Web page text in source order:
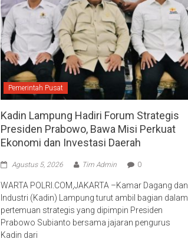
Pemerintah Pusat
Kadin Lampung Hadiri Forum Strategis
Presiden Prabowo, Bawa Misi Perkuat
Ekonomi dan Investasi Daerah
Agustus 5, 2026 Tim Admin 0
WARTA POLRI.COM,JAKARTA –Kamar Dagang dan
Industri (Kadin) Lampung turut ambil bagian dalam
pertemuan strategis yang dipimpin Presiden
Prabowo Subianto bersama jajaran pengurus
Kadin dari